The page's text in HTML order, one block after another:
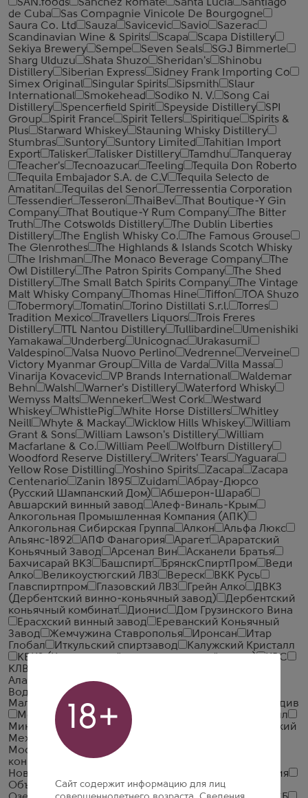
SAN.foods
Sanchez Romate Santa Lucia
Santiago
de Cuba
Sas Compagnie Vinicole De Bourgogne
Saura Co. Ltd
Sauza Savicevic Savio
Sazerac
Scandinavian Wine & Spirits
Scapa
Scapa Distillery
Sekiya Brewery
Sempe Seven Seals
SGJ Bimmerle
Sharg Ulduzu
Shata Shuzo Sheridan's
Shinobu
Distillery
Siberian Express
Sidney Frank Importing Co
Simex Original
Singular Spirits Sipsmith
Slaur
International
Smokehead Sodiko N. V.
Song Cai
Distillery
Spencerfield Spirit Speyside Distillery
SPI
Group
Spirit France Spirit Tellers Spiritique
Spirits &
Plus
Starward Whiskey
Stauning Whisky Distillery
Stumbras
Suntory Suntory Limited
Tahitian Import
Export
Talisker Talisker Distillery Tamdhu
Tanqueray
Teacher's
Tecnoazucar Teeling
Tequila Don Roberto
Tequila Embajador S.A. de C.V
Tequila Selecto de
Amatitan
Tequilas del Senor
Terressentia Corporation
Tessendier
Tesseron ThaiBev
That Boutique-Y Gin
Company
That Boutique-Y Rum Company
The Bitter
Truth
The Cotswolds Distillery
The Dublin Liberties
Distillery
The English Whisky Co.
The Famous Grouse
The Glenrothes
The Highlands & Islands Scotch Whisky
The Irishman
The Monaco Beverage Company
The
Owl Distillery
The Patron Spirits Company
The Shed
Distillery
The Small Batch Spirits Company
The Vintage
Malt Whisky Company
Thomas Hine Tiffon
TOA Shuzo
Tobermory
Tomatin Torino Distillati S.r.l.
Torres
Tradition Mexico
Travellers Liquors
Trois Freres
Distillery
TTL Nantou Distillery Tullibardine
Umenishiki
Yamakawa
Underberg Unicognac
Urakasumi
Valdespino
Valsa Nuovo Perlino Vedrenne
Verveine
Victory Myanmar Group
Villa de Varda
Villa Massa
Vinarija Kovacevic
VP Brands International
Waldemar
Behn
Walsh Warner's Distillery
Waterford Whisky
Wemyss Malts
Wenneker West Cork
Westward
Whiskey
WhistlePig White Horse Distillers
Whitley
Neill
Whyte & Mackay Wicklow Hills Whiskey
William
Grant & Sons
William Lawson's Distillery
William
Macfarlane & Co.
William Peel
Wolfburn Distillery
Woodford Reserve Distillery
Writers' Tears
Yaguara
Yellow Rose Distilling
Yoshino Spirits Zacapa
Zacapa
Centenario
Zanin 1895 Zuidam
Абрау-Дюрсо
(Русский Шампанский Дом)
Абшерон-Шараб
Авшарский винный завод
Алеф-Виналь-Крым
Алкогольная Промышленная Компания (АПК)
Алкогольная Сибирская Группа
Алкон
Альфа Люкс
Альянс-1892
АПФ Фанагория Арагет
Араратский
Коньячный Завод
Арсенал Вин
Асканели Братья
Бахчисарай ВКЗ
Башспирт БрянскСпиртПром
Веди
Алко
Великоустюгский ЛВЗ Вереск
ВКК Русь
Главспиртпром
Глазовский ЛВЗ Грейн Алко
ДВКЗ
(Дербентский винно-коньячный завод)
Дербентский
коньячный комбинат
Дионис
Дом Грузинского Вина
Ерасхский винный завод
Ереванский Коньячный
Завод
Жемчужина Ставрополья Иронсан
Итар
Глобал
Иткульский спиртзавод
Калужский Кристалл
КВКЗ (Коломенский винно-коньячный завод)
КВС
КЛВЗ Кристалл
Алаверди
Кристалл-Лефортово ГК
Водочная Компания
Ладога
Малиновщизненский Спиртоводочный Завод Аквадив
Мердзаванский коньячный завод
Минск Кристалл
Минский завод виноградных вин
ММВЗ (Московский
Межреспубликанский Винодельческий Завод)
Московский завод Кристалл
коньячный завод
Новокубанское
Объединенная Водочная Компания
Объединенные Пензенские Водочные Заводы
18+
Сайт содержит информацию для лиц